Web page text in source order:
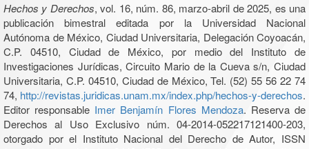
Hechos y Derechos, vol. 16, núm. 86, marzo-abril de 2025, es una
publicación bimestral editada por la Universidad Nacional
Autónoma de México, Ciudad Universitaria, Delegación Coyoacán,
C.P. 04510, Ciudad de México, por medio del Instituto de
Investigaciones Jurídicas, Circuito Mario de la Cueva s/n, Ciudad
Universitaria, C.P. 04510, Ciudad de México, Tel. (52) 55 56 22 74
74, http://revistas.juridicas.unam.mx/index.php/hechos-y-derechos.
Editor responsable Imer Benjamín Flores Mendoza. Reserva de
Derechos al Uso Exclusivo núm. 04-2014-052217121400-203,
otorgado por el Instituto Nacional del Derecho de Autor, ISSN